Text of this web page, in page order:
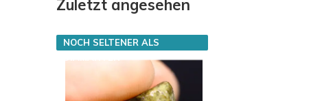
Zuletzt angesehen
NOCH SELTENER ALS